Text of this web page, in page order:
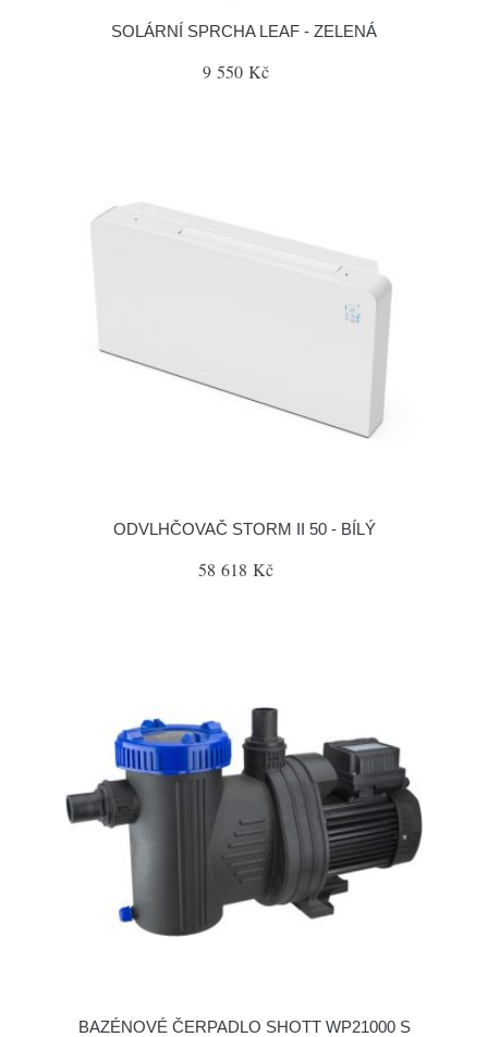
SOLÁRNÍ SPRCHA LEAF - ZELENÁ
9 550 Kč
ODVLHČOVAČ STORM II 50 - BÍLÝ
58 618 Kč
BAZÉNOVÉ ČERPADLO SHOTT WP21000 S